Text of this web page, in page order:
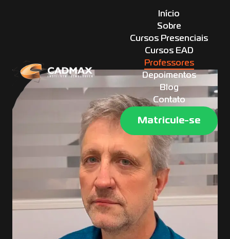
Início
Sobre
Cursos Presenciais
Cursos EAD
Professores
Depoimentos
Blog
Contato
Matricule-se